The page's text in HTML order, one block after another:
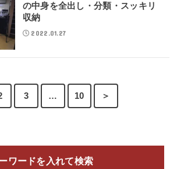
の中身を全出し・分類・スッキリ
収納
2022.01.27
3 … 10 ＞
ードを入れて検索